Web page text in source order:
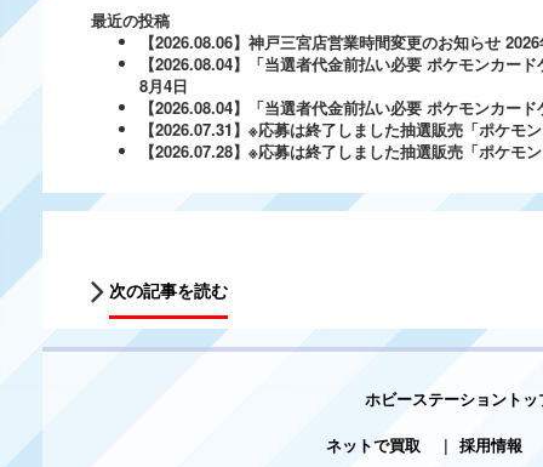
最近の投稿
【2026.08.06】神戸三宮店営業時間変更のお知らせ
【2026.08.04】「当選者代金前払い必要 ポケモンカー
8月4日
【2026.08.04】「当選者代金前払い必要 ポケモンカー
【2026.07.31】※応募は終了しました抽選販売「ポケ
【2026.07.28】※応募は終了しました抽選販売「ポケ
次の記事を読む
ホビーステーショントッ
ネットで買取
| 採用情報